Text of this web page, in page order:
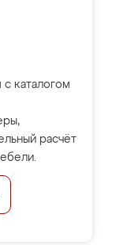
каталогом
расчёт